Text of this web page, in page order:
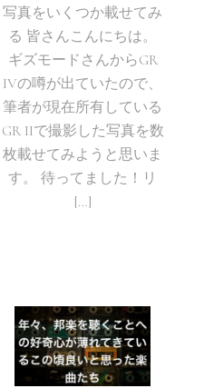
写真をいくつか載せてみ
る 皆さんこんにちは。
ギズモードさんからGR
IVの噂が出ていたので、
筆者が現在所有している
GR IIで撮影した写真を数
枚載せてみようと思いま
す。 待ってました！リ
[…]